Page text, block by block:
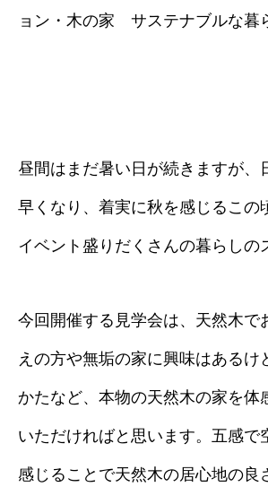
ョン・木の家 サステナブルな暮
昼間はまだ暑い日が続きますが、
早くなり、着実に秋を感じるこの
イベント盛りだくさんの暮らしの
今回開催する見学会は、天然木で
えの方や無垢の家に興味はあるけ
かたなど、本物の天然木の家を体
いただければと思います。五感で
感じることで天然木の居心地の良